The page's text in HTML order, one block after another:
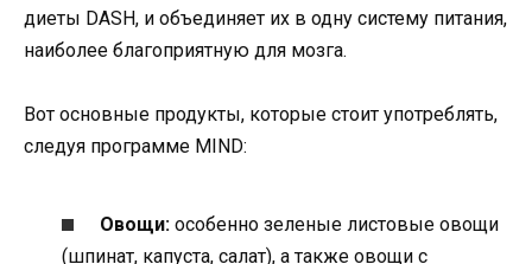
диеты DASH, и объединяет их в одну систему питания,
наиболее благоприятную для мозга.
Вот основные продукты, которые стоит употреблять,
следуя программе MIND:
Овощи: особенно зеленые листовые овощи
(шпинат, капуста, салат), а также овощи с